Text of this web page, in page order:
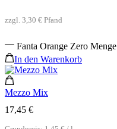
zzgl. 3,30 € Pfand
Fanta Orange Zero Menge
In den Warenkorb
Mezzo Mix
17,45 €